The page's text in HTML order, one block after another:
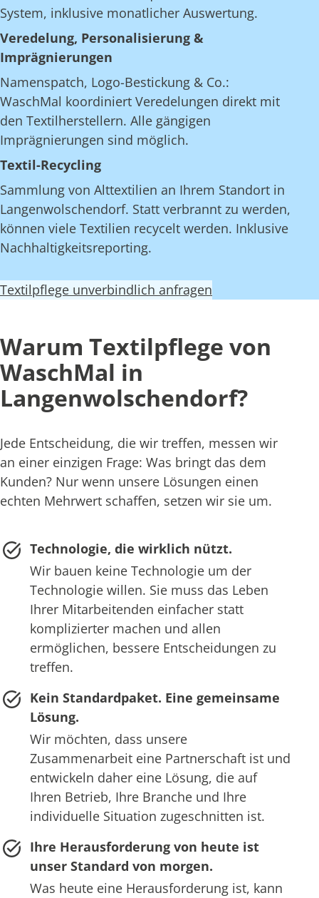
System, inklusive monatlicher Auswertung.
Veredelung, Personalisierung &
Imprägnierungen
Namenspatch, Logo-Bestickung & Co.:
WaschMal koordiniert Veredelungen direkt mit
den Textilherstellern. Alle gängigen
Imprägnierungen sind möglich.
Textil-Recycling
Sammlung von Alttextilien an Ihrem Standort in
Langenwolschendorf. Statt verbrannt zu werden,
können viele Textilien recycelt werden. Inklusive
Nachhaltigkeitsreporting.
Textilpflege unverbindlich anfragen
Warum Textilpflege von
WaschMal in
Langenwolschendorf?
Jede Entscheidung, die wir treffen, messen wir
an einer einzigen Frage: Was bringt das dem
Kunden? Nur wenn unsere Lösungen einen
echten Mehrwert schaffen, setzen wir sie um.
Technologie, die wirklich nützt.
Wir bauen keine Technologie um der
Technologie willen. Sie muss das Leben
Ihrer Mitarbeitenden einfacher statt
komplizierter machen und allen
ermöglichen, bessere Entscheidungen zu
treffen.
Kein Standardpaket. Eine gemeinsame
Lösung.
Wir möchten, dass unsere
Zusammenarbeit eine Partnerschaft ist und
entwickeln daher eine Lösung, die auf
Ihren Betrieb, Ihre Branche und Ihre
individuelle Situation zugeschnitten ist.
Ihre Herausforderung von heute ist
unser Standard von morgen.
Was heute eine Herausforderung ist, kann